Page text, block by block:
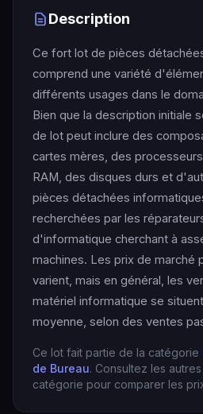
Description
Ce fort lot de pièces
comprend une variété
différents usages dans le
Bien que la description initiale
de lot peut inclure des
cartes mères, des
RAM, des disques durs et
pièces détachées
recherchées par les
d'informatique cherchant à
machines. Les prix de marché
varient, mais en général, les
matériel informatique se
moyenne, selon des ventes
Ce lot fait partie de la catégorie
de Bureau. Consultez les
catégorie pour comparer les